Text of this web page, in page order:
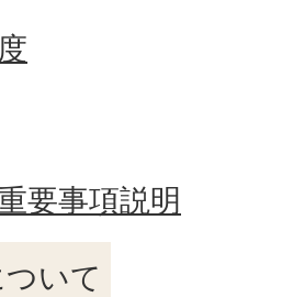
要事項説明
いて